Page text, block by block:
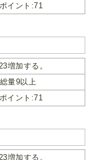
イント:71
増加する。
量9以上
イント:71
増加する。